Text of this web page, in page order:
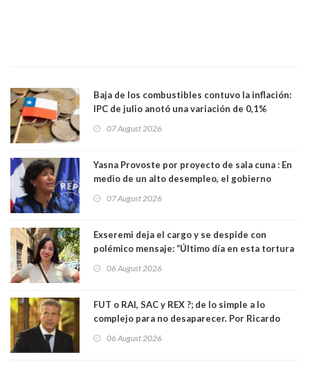
Baja de los combustibles contuvo la inflación:
IPC de julio anotó una variación de 0,1%
07 August 2026
Yasna Provoste por proyecto de sala cuna : En
medio de un alto desempleo, el gobierno
07 August 2026
Exseremi deja el cargo y se despide con
polémico mensaje: “Último día en esta tortura
06 August 2026
FUT o RAI, SAC y REX ?; de lo simple a lo
complejo para no desaparecer. Por Ricardo
06 August 2026